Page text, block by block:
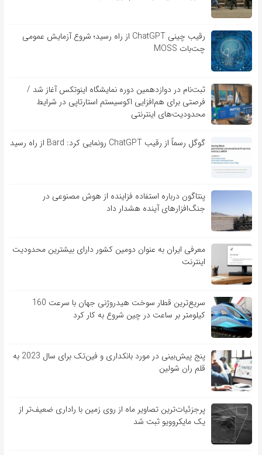
رقیب چینی ChatGPT از راه رسید؛ شروع آزمایش عمومی
چت‌بات MOSS
ثبت‌نام در دوازدهمین دوره نمایشگاه اینوتکس آغاز شد /
فرصتی برای هم‌افزایی اکوسیستم استارتاپی در شرایط
محدودیت‌های اینترنتی
گوگل رسماً از رقیب ChatGPT رونمایی کرد: Bard از راه رسید
پنتاگون درباره استفاده فزاینده از هوش مصنوعی در
جنگ‌افزارهای آینده هشدار داد
معرفی ایران به عنوان دومین کشور دارای بیشترین محدودیت
اینترنت
سریع‌ترین قطار سوخت هیدروژنی جهان با سرعت 160
کیلومتر بر ساعت در چین شروع به کار کرد
پنج پیش‌بینی در مورد بانکداری و فین‌تک برای سال 2023 به
قلم ران شولین
پرجزئیات‌ترین تصاویر ماه از روی زمین با راداری ضعیف‌تر از
یک مایکروویو ثبت شد